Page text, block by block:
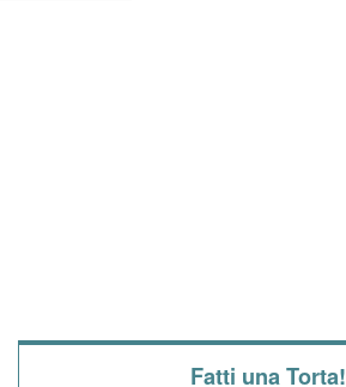
Fatti una Torta!